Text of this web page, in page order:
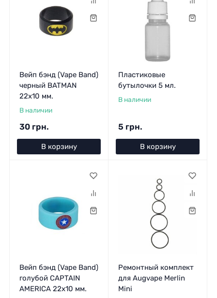
Вейп бэнд (Vape Band)
черный BATMAN
22x10 мм.
В наличии
30 грн.
В корзину
Пластиковые
бутылочки 5 мл.
В наличии
5 грн.
В корзину
Вейп бэнд (Vape Band)
голубой CAPTAIN
AMERICA 22x10 мм.
Ремонтный комплект
для Augvape Merlin
Mini